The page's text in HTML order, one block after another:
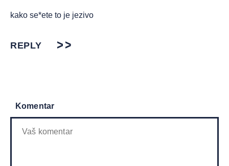
kako se*ete to je jezivo
REPLY
Komentar